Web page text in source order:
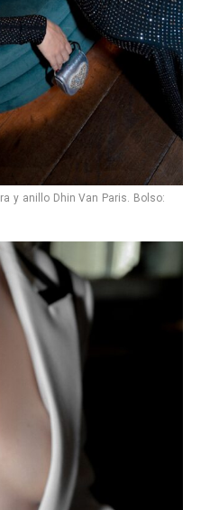
y anillo Dhin Van Paris. Bolso: